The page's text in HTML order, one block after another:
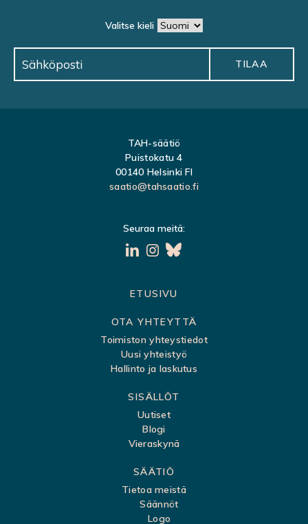
Valitse kieli
TAH-säätiö
Puistokatu 4
00140 Helsinki FI
saatio@tahsaatio.fi
Seuraa meitä:
ETUSIVU
OTA YHTEYTTÄ
Toimiston yhteystiedot
Uusi yhteistyö
Hallinto ja laskutus
SISÄLLÖT
Uutiset
Blogi
Vieraskynä
SÄÄTIÖ
Tietoa meistä
Säännöt
Logo